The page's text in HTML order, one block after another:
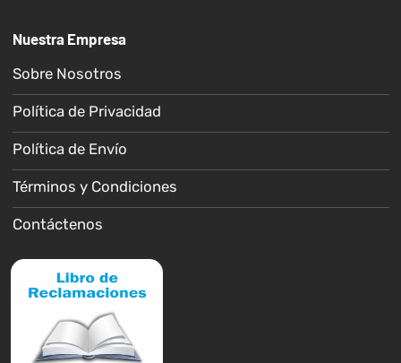
Nuestra Empresa
Sobre Nosotros
Política de Privacidad
Política de Envío
Términos y Condiciones
Contáctenos